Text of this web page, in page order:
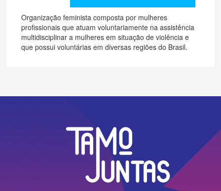
Organização feminista composta por mulheres
profissionais que atuam voluntariamente na assistência
multidisciplinar a mulheres em situação de violência e
que possui voluntárias em diversas regiões do Brasil.